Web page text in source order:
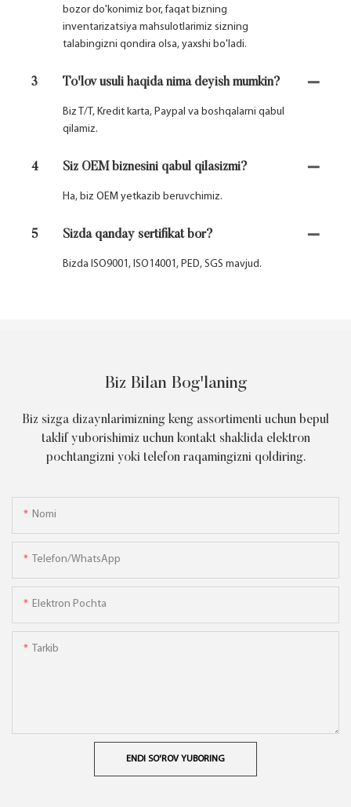
bozor do'konimiz bor, faqat bizning
inventarizatsiya mahsulotlarimiz sizning
talabingizni qondira olsa, yaxshi bo'ladi.
3 To'lov usuli haqida nima deyish mumkin?
Biz T/T, Kredit karta, Paypal va boshqalarni qabul
qilamiz.
4 Siz OEM biznesini qabul qilasizmi?
Ha, biz OEM yetkazib beruvchimiz.
5 Sizda qanday sertifikat bor?
Bizda ISO9001, ISO14001, PED, SGS mavjud.
Biz Bilan Bog'laning
Biz sizga dizaynlarimizning keng assortimenti uchun bepul
taklif yuborishimiz uchun kontakt shaklida elektron
pochtangizni yoki telefon raqamingizni qoldiring.
Nomi
Telefon/WhatsApp
Elektron Pochta
Tarkib
ENDI SO'ROV YUBORING